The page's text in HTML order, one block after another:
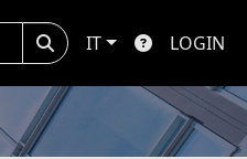
IT LOGIN